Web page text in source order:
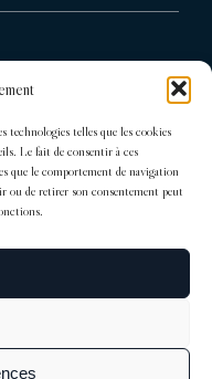
technologies telles que les cookies
Le fait de consentir à ces
que le comportement de navigation
ou de retirer son consentement peut
Poincaré
07 40